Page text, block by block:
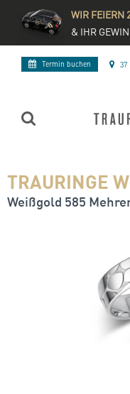
WIR FEIERN
& IHR
Termin buchen 37
TRAURINGE
Weißgold 585